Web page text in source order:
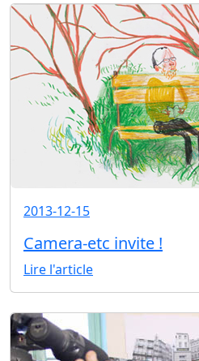
2013-12-15
Camera-etc invite !
Lire l'article